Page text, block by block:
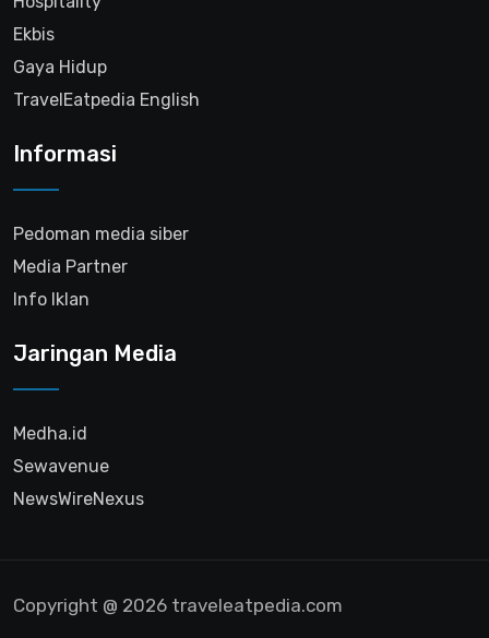
Ekbis
Gaya Hidup
TravelEatpedia English
Informasi
Pedoman media siber
Media Partner
Info Iklan
Jaringan Media
Medha.id
Sewavenue
NewsWireNexus
Copyright @ 2026 traveleatpedia.com